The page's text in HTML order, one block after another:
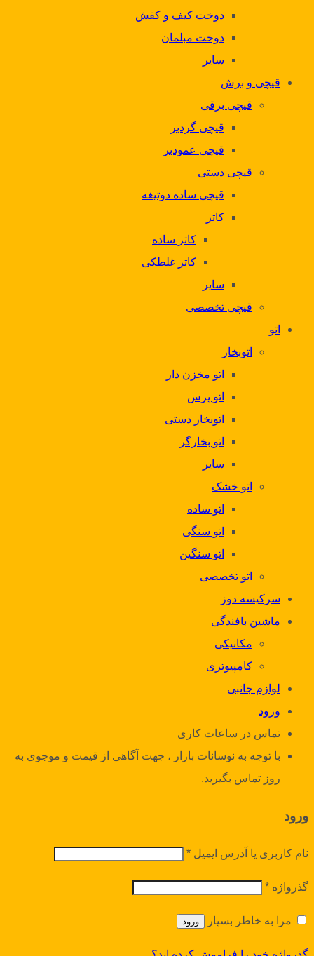
دوخت کیف و کفش
دوخت مبلمان
سایر
قیچی و برش
قیچی برقی
قیچی گردبر
قیچی عمودبر
قیچی دستی
قیچی ساده دوتیغه
کاتر
کاتر ساده
کاتر غلطکی
سایر
قیچی تخصصی
اتو
اتوبخار
اتو مخزن دار
اتو پرس
اتوبخار دستی
اتو بخارگر
سایر
اتو خشک
اتو ساده
اتو سنگی
اتو سنگین
اتو تخصصی
سرکیسه دوز
ماشین بافندگی
مکانیکی
کامپیوتری
لوازم جانبی
ورود
تماس در ساعات کاری
با توجه به نوسانات بازار ، جهت آگاهی از قیمت و موجوی به
روز تماس بگیرید.
ورود
نام کاربری یا آدرس ایمیل *
گذرواژه *
مرا به خاطر بسپار ورود